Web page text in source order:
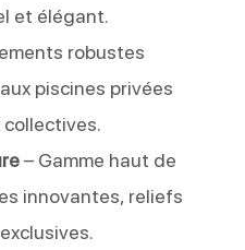
et élégant.
robustes
piscines privées
collectives.
– Gamme haut de
innovantes, reliefs